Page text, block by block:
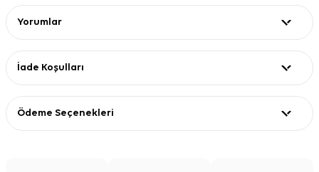
Yorumlar
İade Koşulları
Ödeme Seçenekleri